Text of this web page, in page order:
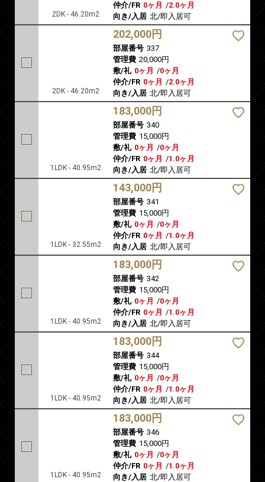
2DK - 46.20m2
仲介/FR 0ヶ月 /2.0ヶ月
向き/入居 北/即入居可
2DK - 46.20m2
202,000円
部屋番号 337
管理費 20,000円
敷/礼 0ヶ月 /0ヶ月
仲介/FR 0ヶ月 /2.0ヶ月
向き/入居 北/即入居可
1LDK - 40.95m2
183,000円
部屋番号 340
管理費 15,000円
敷/礼 0ヶ月 /0ヶ月
仲介/FR 0ヶ月 /1.0ヶ月
向き/入居 北/即入居可
1LDK - 32.55m2
143,000円
部屋番号 341
管理費 15,000円
敷/礼 0ヶ月 /0ヶ月
仲介/FR 0ヶ月 /1.0ヶ月
向き/入居 北/即入居可
1LDK - 40.95m2
183,000円
部屋番号 342
管理費 15,000円
敷/礼 0ヶ月 /0ヶ月
仲介/FR 0ヶ月 /1.0ヶ月
向き/入居 北/即入居可
1LDK - 40.95m2
183,000円
部屋番号 344
管理費 15,000円
敷/礼 0ヶ月 /0ヶ月
仲介/FR 0ヶ月 /1.0ヶ月
向き/入居 北/即入居可
1LDK - 40.95m2
183,000円
部屋番号 346
管理費 15,000円
敷/礼 0ヶ月 /0ヶ月
仲介/FR 0ヶ月 /1.0ヶ月
向き/入居 北/即入居可